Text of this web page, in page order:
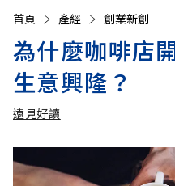
首頁 產經 創業新創
為什麼咖啡店
生意興隆？
遠見好讀